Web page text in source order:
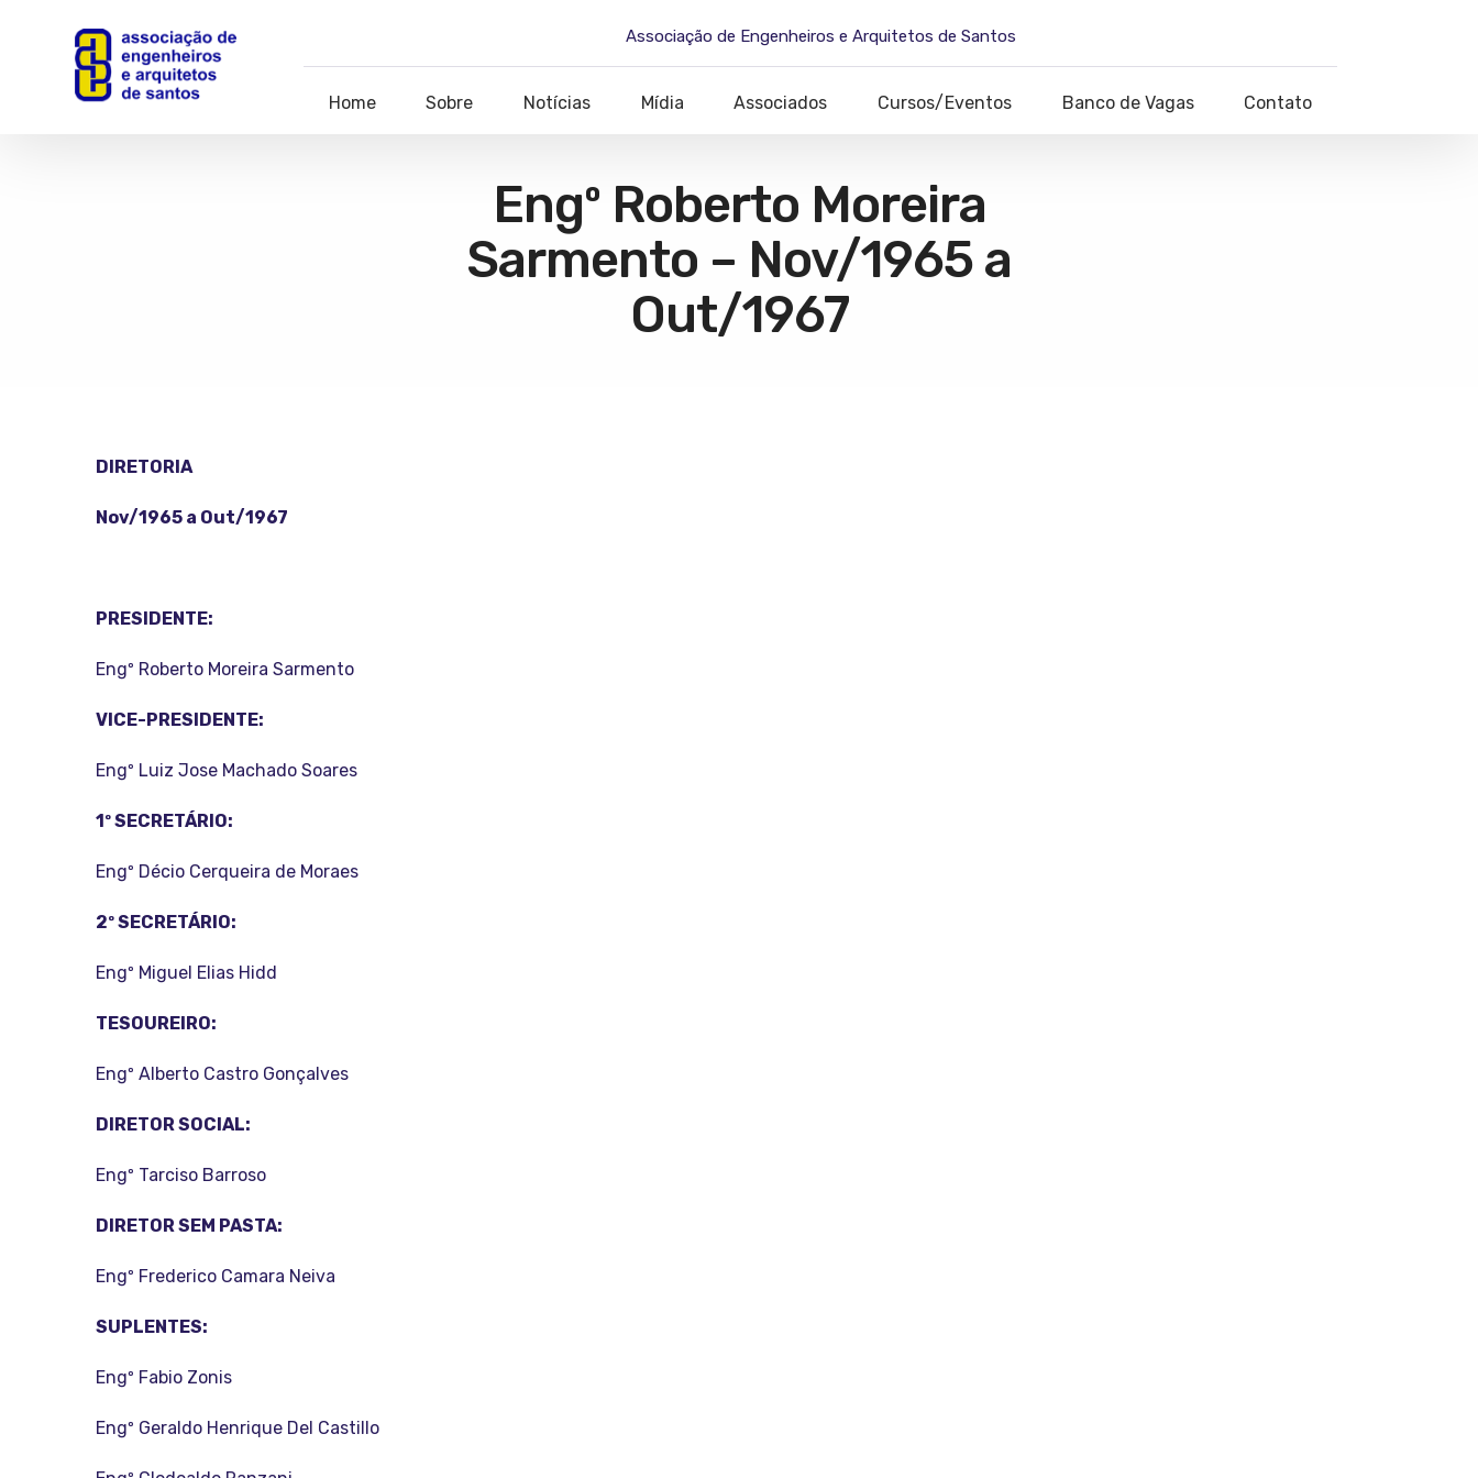
Associação de Engenheiros e Arquitetos de Santos
Home Sobre Notícias Mídia Associados Cursos/Eventos Banco de Vagas Contato
Engº Roberto Moreira
Sarmento – Nov/1965 a
Out/1967
DIRETORIA
Nov/1965 a Out/1967
PRESIDENTE:
Engº Roberto Moreira Sarmento
VICE-PRESIDENTE:
Engº Luiz Jose Machado Soares
1º SECRETÁRIO:
Engº Décio Cerqueira de Moraes
2º SECRETÁRIO:
Engº Miguel Elias Hidd
TESOUREIRO:
Engº Alberto Castro Gonçalves
DIRETOR SOCIAL:
Engº Tarciso Barroso
DIRETOR SEM PASTA:
Engº Frederico Camara Neiva
SUPLENTES:
Engº Fabio Zonis
Engº Geraldo Henrique Del Castillo